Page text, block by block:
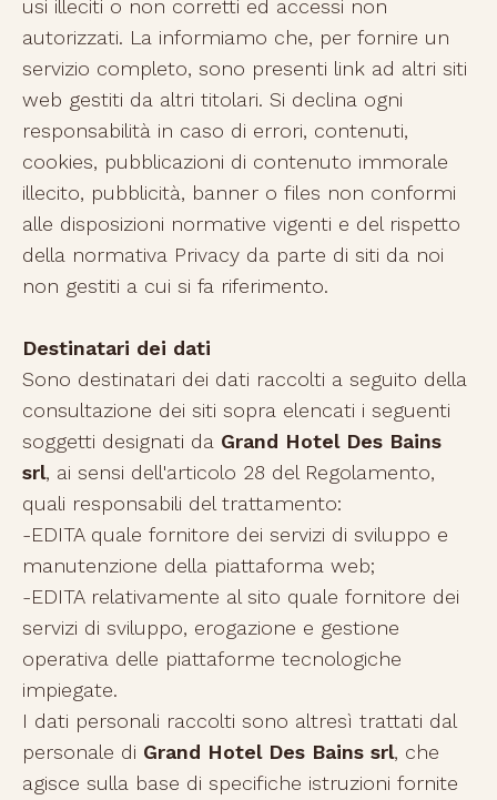
usi illeciti o non corretti ed accessi non
autorizzati. La informiamo che, per fornire un
servizio completo, sono presenti link ad altri siti
web gestiti da altri titolari. Si declina ogni
responsabilità in caso di errori, contenuti,
cookies, pubblicazioni di contenuto immorale
illecito, pubblicità, banner o files non conformi
alle disposizioni normative vigenti e del rispetto
della normativa Privacy da parte di siti da noi
non gestiti a cui si fa riferimento.
Destinatari dei dati
Sono destinatari dei dati raccolti a seguito della
consultazione dei siti sopra elencati i seguenti
soggetti designati da Grand Hotel Des Bains
srl, ai sensi dell'articolo 28 del Regolamento,
quali responsabili del trattamento:
-EDITA quale fornitore dei servizi di sviluppo e
manutenzione della piattaforma web;
-EDITA relativamente al sito quale fornitore dei
servizi di sviluppo, erogazione e gestione
operativa delle piattaforme tecnologiche
impiegate.
I dati personali raccolti sono altresì trattati dal
personale di Grand Hotel Des Bains srl, che
agisce sulla base di specifiche istruzioni fornite